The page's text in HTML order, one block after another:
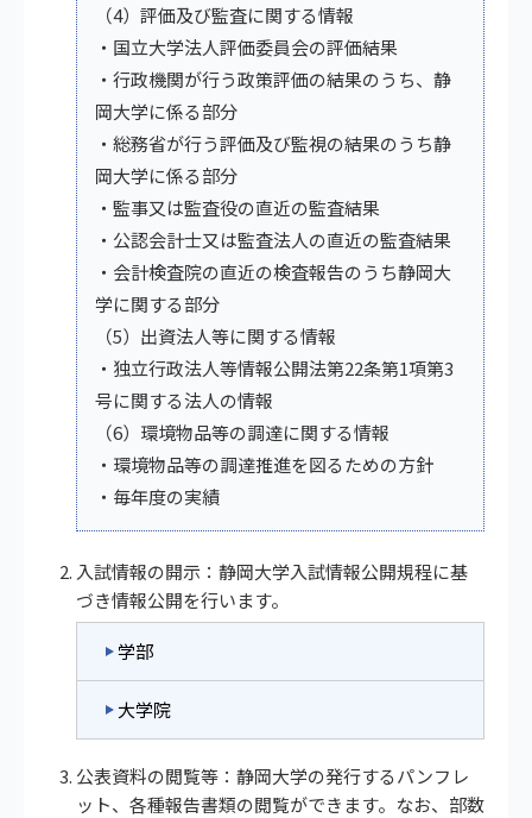
（4）評価及び監査に関する情報
・国立大学法人評価委員会の評価結果
・行政機関が行う政策評価の結果のうち、静
岡大学に係る部分
・総務省が行う評価及び監視の結果のうち静
岡大学に係る部分
・監事又は監査役の直近の監査結果
・公認会計士又は監査法人の直近の監査結果
・会計検査院の直近の検査報告のうち静岡大
学に関する部分
（5）出資法人等に関する情報
・独立行政法人等情報公開法第22条第1項第3
号に関する法人の情報
（6）環境物品等の調達に関する情報
・環境物品等の調達推進を図るための方針
・毎年度の実績
入試情報の開示：静岡大学入試情報公開規程に基
づき情報公開を行います。
学部
大学院
公表資料の閲覧等：静岡大学の発行するパンフレ
ット、各種報告書類の閲覧ができます。なお、部数